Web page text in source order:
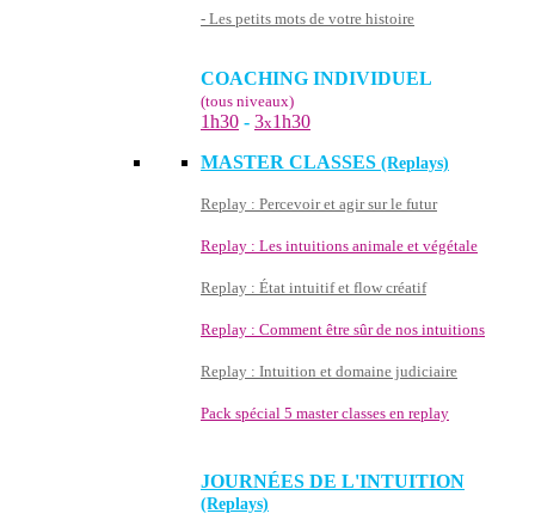
- Les petits mots de votre histoire
COACHING INDIVIDUEL
(tous niveaux)
1h30 - 3x1h30
MASTER CLASSES (Replays)
Replay : Percevoir et agir sur le futur
Replay : Les intuitions animale et végétale
Replay : État intuitif et flow créatif
Replay : Comment être sûr de nos intuitions
Replay : Intuition et domaine judiciaire
Pack spécial 5 master classes en replay
JOURNÉES DE L'INTUITION
(Replays)